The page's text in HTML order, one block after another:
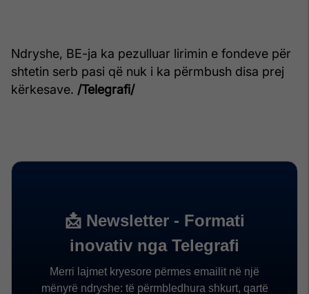
Ndryshe, BE-ja ka pezulluar lirimin e fondeve për
shtetin serb pasi që nuk i ka përmbush disa prej
kërkesave. /Telegrafi/